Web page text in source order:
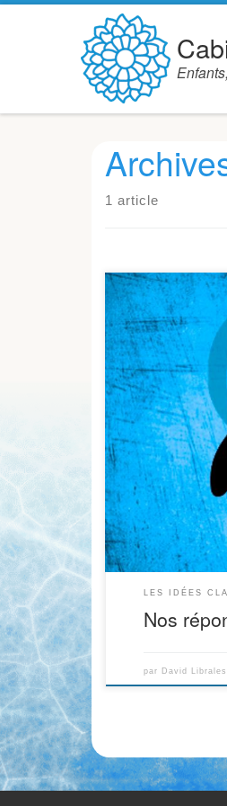
Skip to content
1 article
Aller voir un «
plus que nous
aiguisé qu’il
peut parfois être
LES IDÉES
Nos
par David